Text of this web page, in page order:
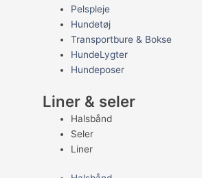
Pelspleje
Hundetøj
Transportbure & Bokse
HundeLygter
Hundeposer
Liner & seler
Halsbånd
Seler
Liner